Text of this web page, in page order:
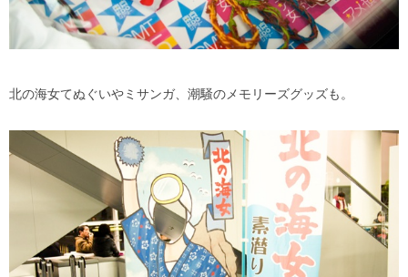
北の海女てぬぐいやミサンガ、潮騒のメモリーズグッズも。